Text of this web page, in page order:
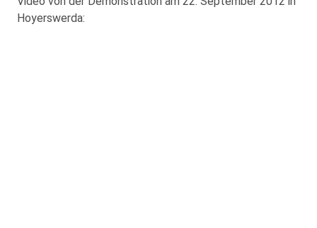
Hoyerswerda: